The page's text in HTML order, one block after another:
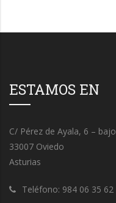
ESTAMOS EN
C/ Pérez de Ayala, 6 – bajo
33007 Oviedo
Asturias
Teléfono: 984 06 35 62